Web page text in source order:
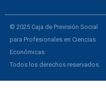
© 2025 Caja de Previsión Social
para Profesionales en Ciencias
Económicas.
Todos los derechos reservados.